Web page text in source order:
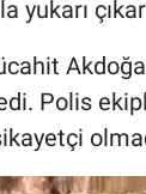
yukarı
Polis